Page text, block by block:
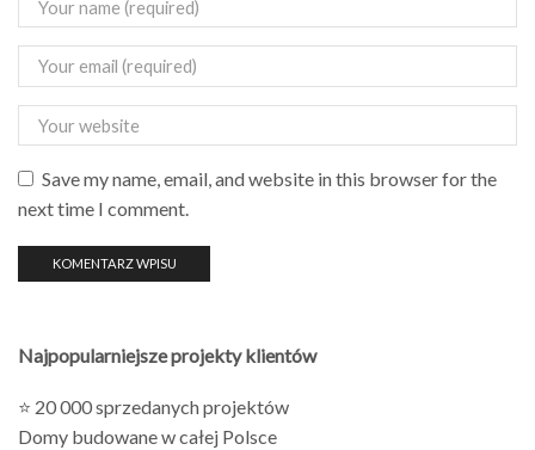
Save my name, email, and website in this browser for the
next time I comment.
Najpopularniejsze projekty klientów
⭐ 20 000 sprzedanych projektów
Domy budowane w całej Polsce